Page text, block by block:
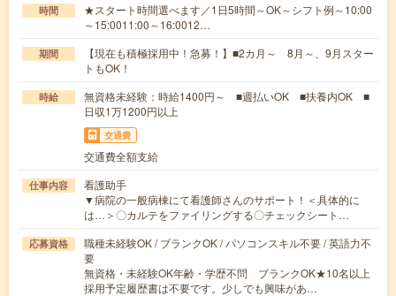
時間
★スタート時間選べます／1日5時間～OK～シフト例～10:00
～15:0011:00～16:0012…
期間
【現在も積極採用中！急募！】■2カ月～ 8月～、9月スター
トもOK！
時給
無資格未経験：時給1400円～ ■週払いOK ■扶養内OK ■
日収1万1200円以上
交通費
交通費全額支給
仕事内容
看護助手
▼病院の一般病棟にて看護師さんのサポート！＜具体的に
は…＞〇カルテをファイリングする〇チェックシート…
応募資格
職種未経験OK / ブランクOK / パソコンスキル不要 / 英語力不
要
無資格・未経験OK年齢・学歴不問 ブランクOK★10名以上
採用予定履歴書は不要です。少しでも興味があ…